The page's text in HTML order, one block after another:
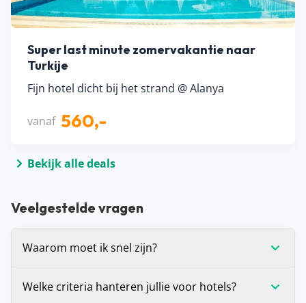
Super last minute zomervakantie naar
Turkije
Fijn hotel dicht bij het strand @ Alanya
vanaf 560,-
Bekijk alle deals
Veelgestelde vragen
Waarom moet ik snel zijn?
hebben helaas geen inzage in de
Welke criteria hanteren jullie voor hotels?